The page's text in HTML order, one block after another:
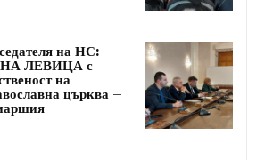
на НС:
ЛЕВИЦА с
на
църква –